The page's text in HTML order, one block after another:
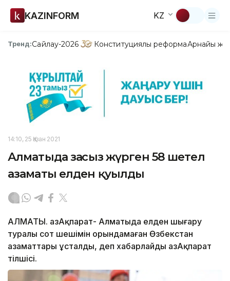
KAZINFORM KZ
Тренд:Сайлау-2026 Конституциялық реформаАрнайы
14:10, 25 Қазан 2021
Алматыда заңсыз жүрген 58 шетел
азаматы елден қуылды
АЛМАТЫ. ҚазАқпарат- Алматыда елден шығару
туралы сот шешімін орындамаған Өзбекстан
азаматтары ұсталды, деп хабарлайды ҚазАқпарат
тілшісі.